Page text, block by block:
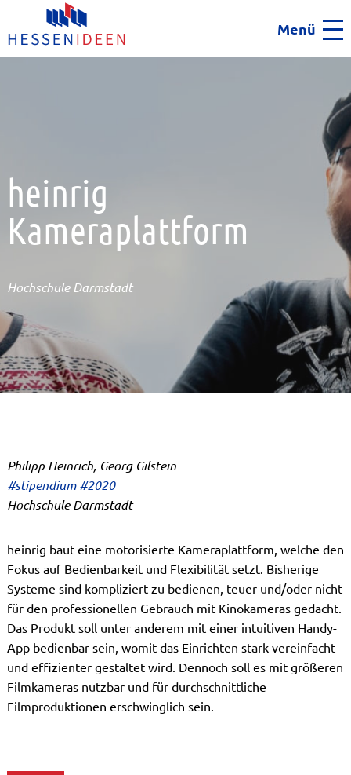
Menü
heinrig
Kameraplattform
Hochschule Darmstadt
Philipp Heinrich, Georg Gilstein
#stipendium #2020
Hochschule Darmstadt
heinrig baut eine motorisierte Kameraplattform, welche den
Fokus auf Bedienbarkeit und Flexibilität setzt. Bisherige
Systeme sind kompliziert zu bedienen, teuer und/oder nicht
für den professionellen Gebrauch mit Kinokameras gedacht.
Das Produkt soll unter anderem mit einer intuitiven Handy-
App bedienbar sein, womit das Einrichten stark vereinfacht
und effizienter gestaltet wird. Dennoch soll es mit größeren
Filmkameras nutzbar und für durchschnittliche
Filmproduktionen erschwinglich sein.